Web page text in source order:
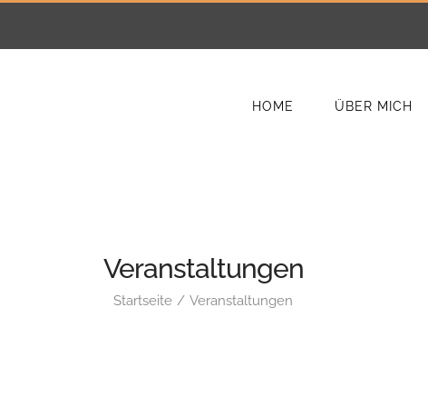
HOME ÜBER MICH
Veranstaltungen
Startseite Veranstaltungen